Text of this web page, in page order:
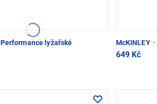
Performance lyžařské
McKINLEY ·
649 Kč